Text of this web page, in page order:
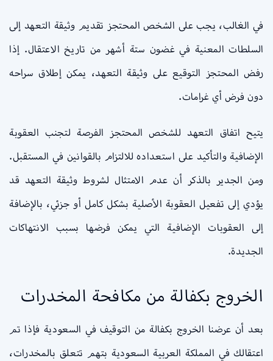
في الغالب، يجب على الشخص المحتجز تقديم وثيقة التعهد إلى
السلطات المعنية في غضون ستة أشهر من تاريخ الاعتقال. إذا
رفض المحتجز التوقيع على وثيقة التعهد، يمكن إطلاق سراحه
دون فرض أي غرامات.
يتيح اتفاق التعهد للشخص المحتجز الفرصة لتجنب العقوبة
الإضافية والتأكيد على استعداده للالتزام بالقوانين في المستقبل.
ومن الجدير بالذكر أن عدم الامتثال لشروط وثيقة التعهد قد
يؤدي إلى تفعيل العقوبة الأصلية بشكل كامل أو جزئي، بالإضافة
إلى العقوبات الإضافية التي يمكن فرضها بسبب الانتهاكات
الجديدة.
الخروج بكفالة من مكافحة المخدرات
بعد أن عرضنا الخروج بكفالة من التوقيف في السعودية فإذا تم
اعتقالك في المملكة العربية السعودية بتهم تتعلق بالمخدرات،